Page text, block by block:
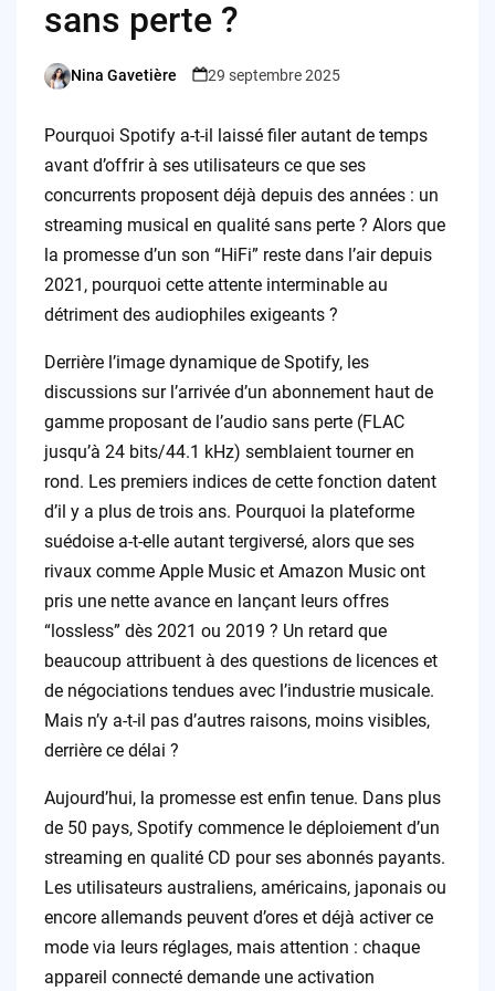
sans perte ?
Posted
Nina Gavetière 29 septembre 2025
Pourquoi Spotify a-t-il laissé filer autant de temps
avant d’offrir à ses utilisateurs ce que ses
concurrents proposent déjà depuis des années : un
streaming musical en qualité sans perte ? Alors que
la promesse d’un son “HiFi” reste dans l’air depuis
2021, pourquoi cette attente interminable au
détriment des audiophiles exigeants ?
Derrière l’image dynamique de Spotify, les
discussions sur l’arrivée d’un abonnement haut de
gamme proposant de l’audio sans perte (FLAC
jusqu’à 24 bits/44.1 kHz) semblaient tourner en
rond. Les premiers indices de cette fonction datent
d’il y a plus de trois ans. Pourquoi la plateforme
suédoise a-t-elle autant tergiversé, alors que ses
rivaux comme Apple Music et Amazon Music ont
pris une nette avance en lançant leurs offres
“lossless” dès 2021 ou 2019 ? Un retard que
beaucoup attribuent à des questions de licences et
de négociations tendues avec l’industrie musicale.
Mais n’y a-t-il pas d’autres raisons, moins visibles,
derrière ce délai ?
Aujourd’hui, la promesse est enfin tenue. Dans plus
de 50 pays, Spotify commence le déploiement d’un
streaming en qualité CD pour ses abonnés payants.
Les utilisateurs australiens, américains, japonais ou
encore allemands peuvent d’ores et déjà activer ce
mode via leurs réglages, mais attention : chaque
appareil connecté demande une activation